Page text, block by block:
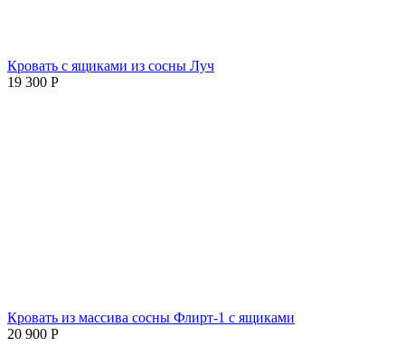
Кровать с ящиками из сосны Луч
19 300 Р
Кровать из массива сосны Флирт-1 с ящиками
20 900 Р